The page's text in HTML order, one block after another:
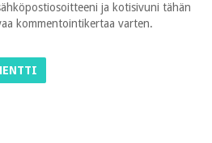
ja kotisivuni tähän
kommentointikertaa varten.